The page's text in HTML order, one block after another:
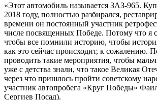
«Этот автомобиль называется ЗАЗ-965.
2018 году, полностью разбирался,
времени он постоянный участник
числе посвященных Победе. Потому что я
чтобы все помнили историю, чтобы
как это сейчас происходит, к сожалению.
проводить такие мероприятия, чтобы
уже с детства знали, что такое Великая
через что пришлось пройти советскому
участник автопробега «Круг Победы»
Сергиев Посад).